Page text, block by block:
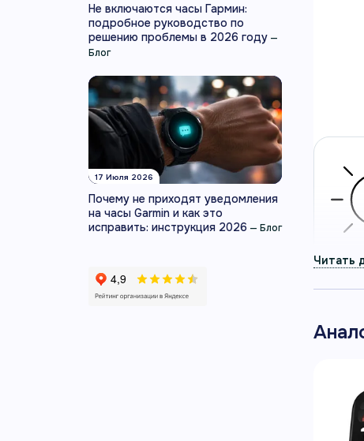
Не включаются часы Гармин:
подробное руководство по
решению проблемы в 2026 году —
Блог
17 Июля 2026
Почему не приходят уведомления
на часы Garmin и как это
исправить: инструкция 2026 — Блог